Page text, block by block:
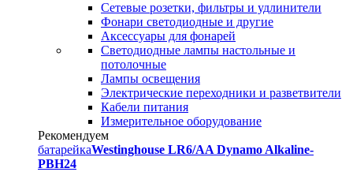
Сетевые розетки, фильтры и удлинители
Фонари светодиодные и другие
Аксессуары для фонарей
Светодиодные лампы настольные и
потолочные
Лампы освещения
Электрические переходники и разветвители
Кабели питания
Измерительное оборудование
Рекомендуем
батарейкаWestinghouse LR6/AA Dynamo Alkaline-
PBH24